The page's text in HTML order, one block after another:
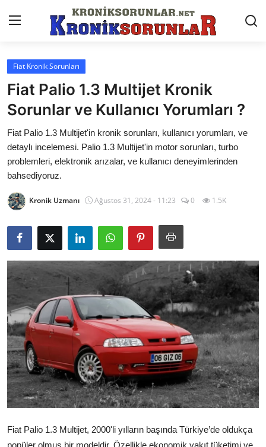
Anasayfa
Markalar
İletişim
Trafik & Cezalar
Sigorta & Kasko
Vergi & ÖTV & MTV
Muayene & Ruhsat
Sorgulamalar
İkinci El & Alım-Satım
Bakım & Arıza Çözümleri
Elektrikli & Hibrit
Kiralama & Filo
Sürüş & Güvenlik
Yağlar & Sıvılar
Fiat Kronik Sorunları
Fiat Palio 1.3 Multijet Kronik
Sorunlar ve Kullanıcı Yorumları ?
Fiat Palio 1.3 Multijet'in kronik sorunları, kullanıcı yorumları, ve
detaylı incelemesi. Palio 1.3 Multijet'in motor sorunları, turbo
problemleri, elektronik arızalar, ve kullanıcı deneyimlerinden
bahsediyoruz.
Kronik Uzmanı Ağustos 31, 2024 - 11:23 0 1.5K
Fiat Palio 1.3 Multijet, 2000'li yılların başında Türkiye’de oldukça
popüler olmuş bir modeldir. Özellikle ekonomik yakıt tüketimi ve